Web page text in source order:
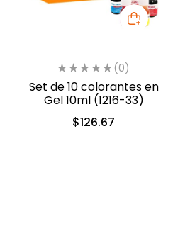
(0)
Set de 10 colorantes en
Gel 10ml (1216-33)
$126.67